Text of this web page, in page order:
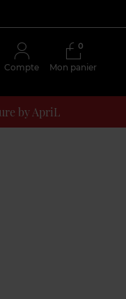
Compte Mon panier
0
by ApriL